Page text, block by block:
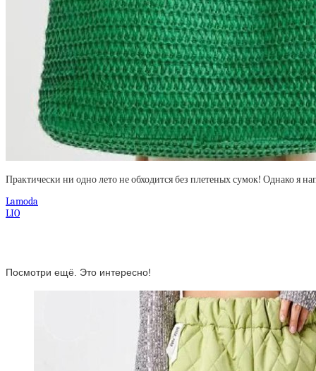
Практически ни одно лето не обходится без плетеных сумок! Однако я
Lamoda
LIO
Посмотри ещё. Это интересно!